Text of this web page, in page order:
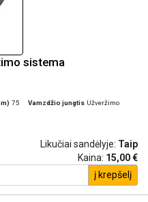
sistema
75 Vamzdžio jungtis Užveržimo
Likučiai sandėlyje: Taip
Kaina: 15,00 €
į krepšelį